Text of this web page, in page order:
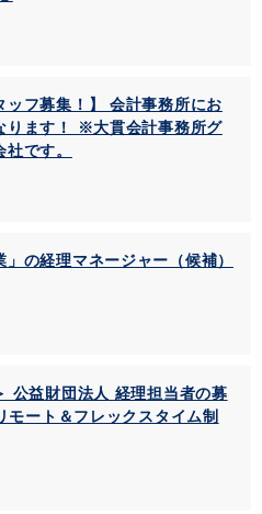
ッフ募集！】 会計事務所にお
ります！ ※大貫会計事務所グ
です。
」の経理マネージャー（候補）
公益財団法人 経理担当者の募
ート＆フレックスタイム制